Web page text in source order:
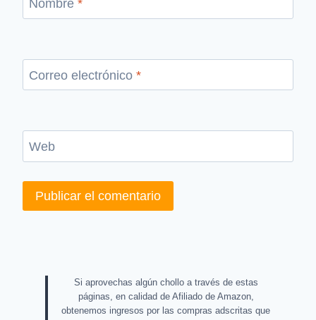
Nombre *
Correo electrónico *
Web
Si aprovechas algún chollo a través de estas
páginas, en calidad de Afiliado de Amazon,
obtenemos ingresos por las compras adscritas que